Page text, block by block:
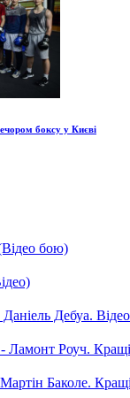
боксу у Києві
бою)
Дебуа. Відео
- Ламонт Роуч.
Баколе.